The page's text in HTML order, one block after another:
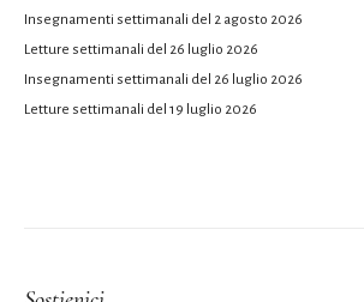
Insegnamenti settimanali del 2 agosto 2026
Letture settimanali del 26 luglio 2026
Insegnamenti settimanali del 26 luglio 2026
Letture settimanali del 19 luglio 2026